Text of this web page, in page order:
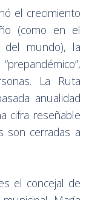
el crecimiento
(como en el
mundo), la
La Ruta
anualidad
cifra reseñable
son cerradas a
el concejal de